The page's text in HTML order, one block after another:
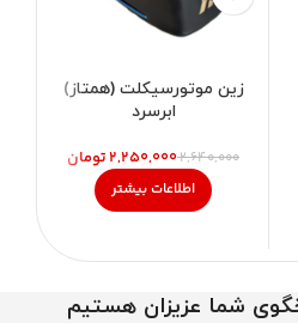
زین موتورسیکلت (همتاز)
ابرسرد
۲,۶۴۰,۰۰۰۲,۲۵۰,۰۰۰تومان
اطلاعات بیشتر